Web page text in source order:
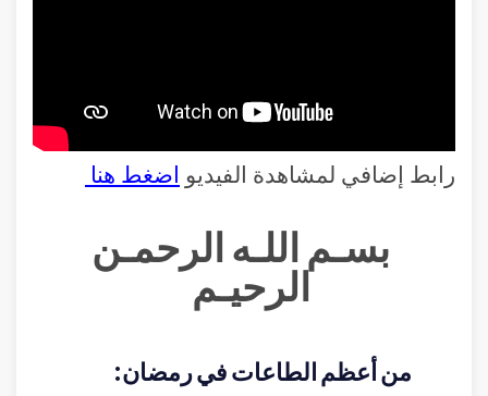
رابط إضافي لمشاهدة الفيديو اضغط هنا
بسـم اللـه الرحمـن
الرحيـم
من أعظم الطاعات في رمضان: